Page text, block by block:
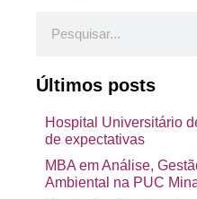
Últimos posts
Hospital Universitário
de expectativas
MBA em Análise,
Ambiental na PUC